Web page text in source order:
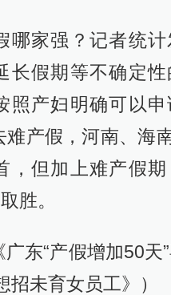
哪家强？记者统计
长假期等不确定性
照产妇明确可以申
难产假，河南、海
，但加上难产假期
胜。
广东“产假增加50天
招未育女员工》）